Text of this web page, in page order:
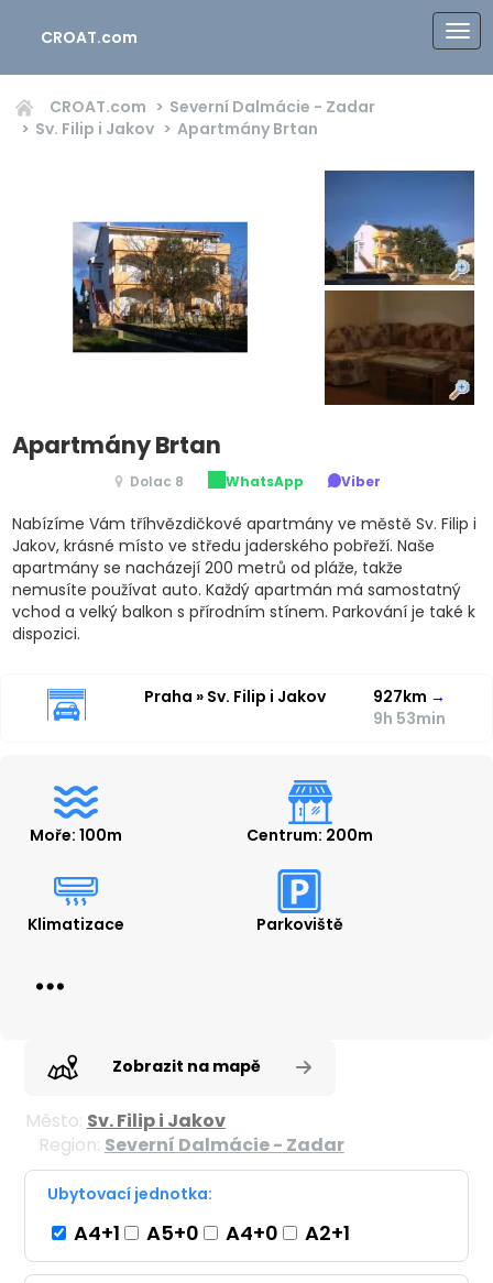
CROAT.com
CROAT.com
Severní Dalmácie - Zadar
Sv. Filip i Jakov
Apartmány Brtan
Apartmány Brtan
Dolac 8 WhatsApp Viber
Nabízíme Vám tříhvězdičkové apartmány ve městě Sv. Filip i
Jakov, krásné místo ve středu jaderského pobřeží. Naše
apartmány se nacházejí 200 metrů od pláže, takže
nemusíte používat auto. Každý apartmán má samostatný
vchod a velký balkon s přírodním stínem. Parkování je také k
dispozici.
Praha » Sv. Filip i Jakov 927km →
9h 53min
Moře: 100m Centrum: 200m
Klimatizace Parkoviště
Zobrazit na mapě
Město: Sv. Filip i Jakov
Region: Severní Dalmácie - Zadar
Ubytovací jednotka:
A4+1 A5+0 A4+0 A2+1